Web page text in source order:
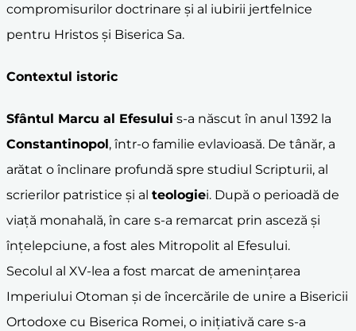
compromisurilor doctrinare și al iubirii jertfelnice
pentru Hristos și Biserica Sa.
Contextul istoric
Sfântul Marcu al Efesului s-a născut în anul 1392 la
Constantinopol, într-o familie evlavioasă. De tânăr, a
arătat o înclinare profundă spre studiul Scripturii, al
scrierilor patristice și al teologiei. După o perioadă de
viață monahală, în care s-a remarcat prin asceză și
înțelepciune, a fost ales Mitropolit al Efesului.
Secolul al XV-lea a fost marcat de amenințarea
Imperiului Otoman și de încercările de unire a Bisericii
Ortodoxe cu Biserica Romei, o inițiativă care s-a